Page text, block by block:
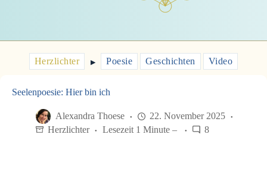
g
Herzlichter ▶︎ Poesie Geschichten Video
Seelenpoesie: Hier bin ich
Alexandra Thoese
22. November 2025
Herzlichter
Lesezeit 1 Minute – 8